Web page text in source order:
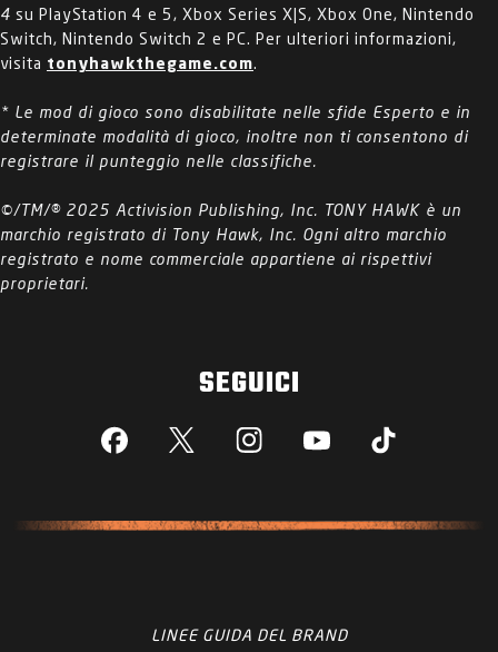
4 su PlayStation 4 e 5, Xbox Series X|S, Xbox One, Nintendo
Switch, Nintendo Switch 2 e PC. Per ulteriori informazioni,
visita tonyhawkthegame.com.
* Le mod di gioco sono disabilitate nelle sfide Esperto e in
determinate modalità di gioco, inoltre non ti consentono di
registrare il punteggio nelle classifiche.
©/TM/® 2025 Activision Publishing, Inc. TONY HAWK è un
marchio registrato di Tony Hawk, Inc. Ogni altro marchio
registrato e nome commerciale appartiene ai rispettivi
proprietari.
SEGUICI
Facebook Instagram YouTube
LINEE GUIDA DEL BRAND